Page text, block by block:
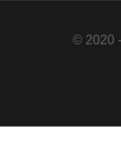
© 2020